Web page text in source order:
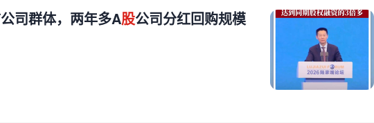
司群体，两年多A股公司分红回购规模